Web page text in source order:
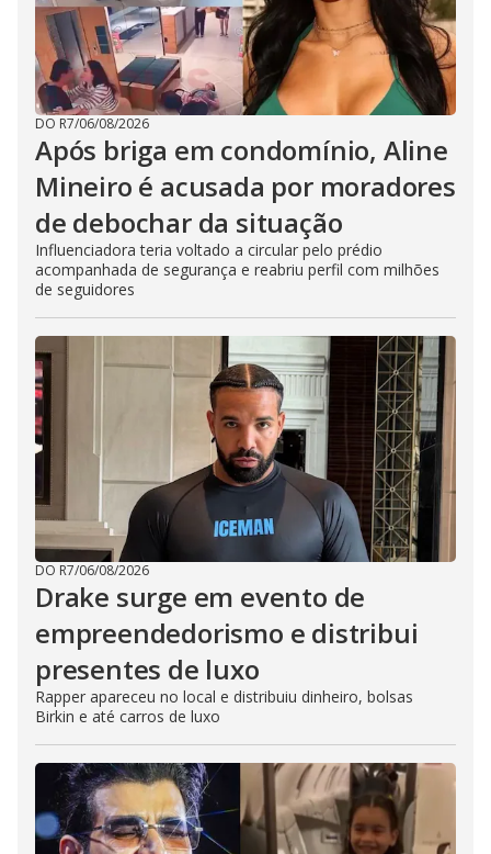
DO R7/06/08/2026
Após briga em condomínio, Aline
Mineiro é acusada por moradores
de debochar da situação
Influenciadora teria voltado a circular pelo prédio
acompanhada de segurança e reabriu perfil com milhões
de seguidores
DO R7/06/08/2026
Drake surge em evento de
empreendedorismo e distribui
presentes de luxo
Rapper apareceu no local e distribuiu dinheiro, bolsas
Birkin e até carros de luxo